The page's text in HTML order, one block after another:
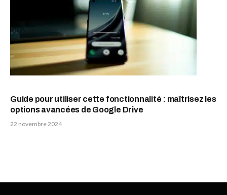
Guide pour utiliser cette fonctionnalité : maîtrisez les
options avancées de Google Drive
22 novembre 2024